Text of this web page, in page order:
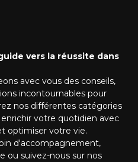
vers la réussite dans
avec vous des conseils,
incontournables pour
nos différentes catégories
votre quotidien avec
optimiser votre vie.
d'accompagnement,
ou suivez-nous sur nos